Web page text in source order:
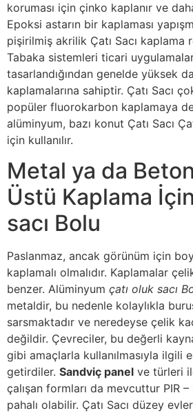
koruması için çinko kaplanır ve
Epoksi astarın bir kaplaması
pişirilmiş akrilik Çatı Sacı kaplama
Tabaka sistemleri ticari
tasarlandığından genelde yüksek
kaplamalarına sahiptir. Çatı Sacı
popüler fluorokarbon kaplamaya
alüminyum, bazı konut Çatı Sacı
için kullanılır.
Metal ya da
Üstü Kaplama
sacı Bolu
Paslanmaz, ancak görünüm için
kaplamalı olmalıdır. Kaplamalar
benzer. Alüminyum çatı oluk sacı
metaldir, bu nedenle kolaylıkla
sarsmaktadır ve neredeyse çelik
değildir. Çevreciler, bu değerli
gibi amaçlarla kullanılmasıyla ilgili
getirdiler. Sandviç panel ve türleri
çalışan formları da mevcuttur PIR
pahalı olabilir. Çatı Sacı düzey